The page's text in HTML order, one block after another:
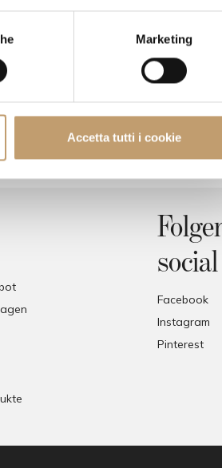
Marketing
Accetta tutti i cookie
social
Facebook
Instagram
Pinterest